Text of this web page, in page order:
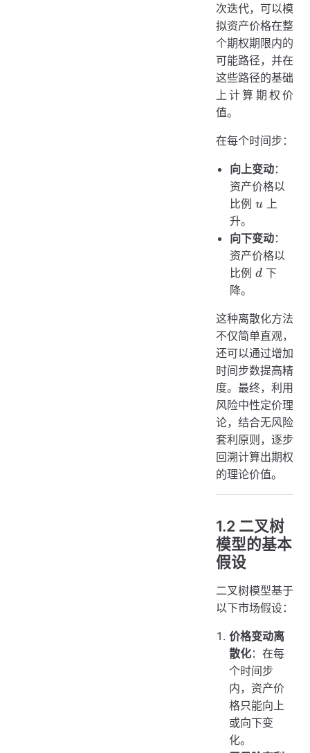
次迭代，可以模
拟资产价格在整
个期权期限内的
可能路径，并在
这些路径的基础
上计算期权价
值。
在每个时间步：
向上变动：
资产价格以
比例 u
u 上
升。
向下变动：
资产价格以
比例 d
d 下
降。
这种离散化方法
不仅简单直观，
还可以通过增加
时间步数提高精
度。最终，利用
风险中性定价理
论，结合无风险
套利原则，逐步
回溯计算出期权
的理论价值。
1.2 二叉树
模型的基本
假设
二叉树模型基于
以下市场假设：
价格变动离
散化：在每
个时间步
内，资产价
格只能向上
或向下变
化。